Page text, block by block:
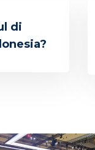
di